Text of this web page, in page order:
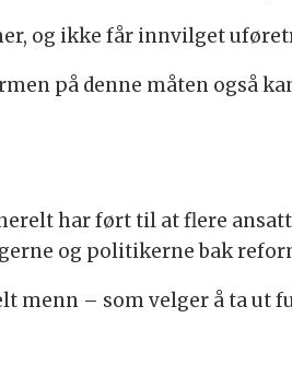
og ikke får innvilget
på denne måten også
har ført til at flere
og politikerne bak
menn – som velger å ta ut